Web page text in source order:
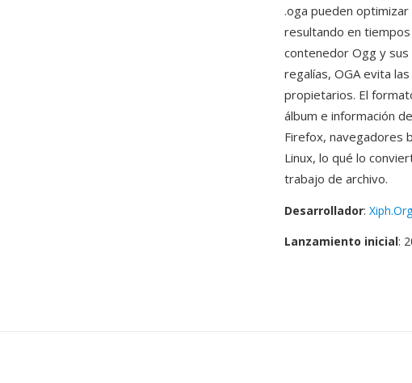
.oga pueden
resultando en
contenedor Ogg y
regalías, OGA evita
propietarios. El
álbum e información
Firefox, navegadores
Linux, lo qué lo
trabajo de archivo.
Desarrollador:
Lanzamiento inicial: